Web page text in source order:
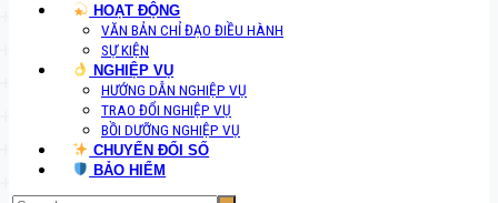
HOẠT ĐỘNG
VĂN BẢN CHỈ ĐẠO ĐIỀU HÀNH
SỰ KIỆN
NGHIỆP VỤ
HƯỚNG DẪN NGHIỆP VỤ
TRAO ĐỔI NGHIỆP VỤ
BỒI DƯỠNG NGHIỆP VỤ
CHUYỂN ĐỔI SỐ
BẢO HIỂM